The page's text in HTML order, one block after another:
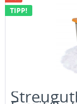
TIPP!